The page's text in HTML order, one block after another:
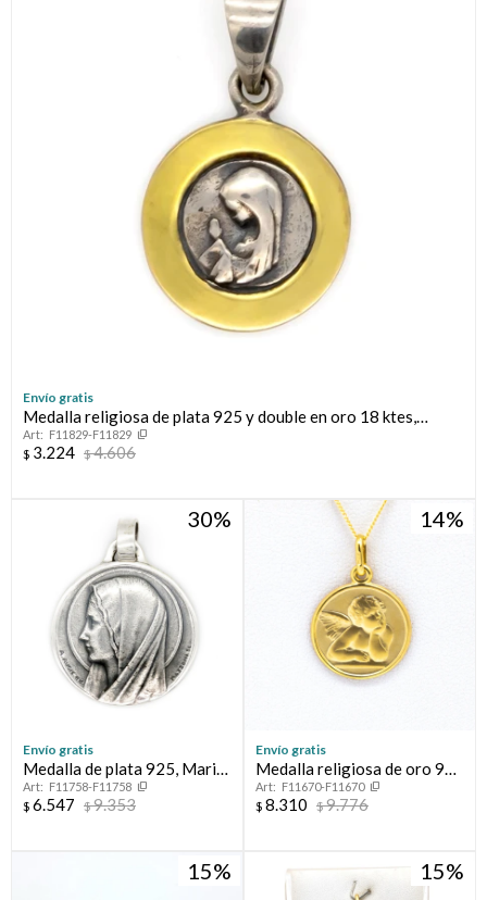
Envío gratis
Medalla religiosa de plata 925 y double en oro 18 ktes,
VIRGEN NIÑA.
F11829-F11829
$ 3.224 $4.606
30
Envío gratis
Medalla de plata 925, Maria
y Lourdes.
F11758-F11758
$ 6.547 $9.353
14
Envío gratis
Medalla religiosa de oro 9
ktes, ANGEL RAFAEL.
F11670-F11670
$ 8.310 $9.776
15 15